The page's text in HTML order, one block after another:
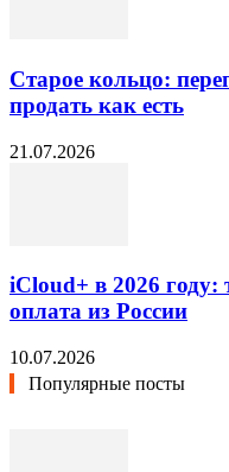
Старое кольцо:
продать как есть
21.07.2026
iCloud+ в 2026
оплата из России
10.07.2026
Популярные посты